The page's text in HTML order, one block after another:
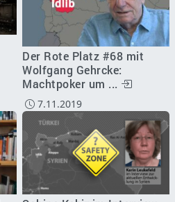
Der Rote Platz #68 mit
Wolfgang Gehrcke:
Machtpoker um ...
7.11.2019